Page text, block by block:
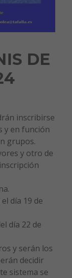
DE
inscribirse
y en función
grupos.
y otro de
día 19 de
día 22 de
y serán los
decidir
sistema se